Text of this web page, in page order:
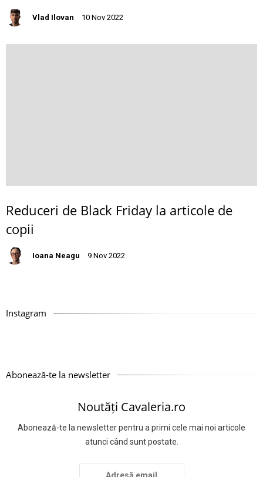
Vlad Ilovan 10 Nov 2022
Reduceri de Black Friday la articole de
copii
Ioana Neagu 9 Nov 2022
Instagram
Abonează-te la newsletter
Noutăți Cavaleria.ro
Abonează-te la newsletter pentru a primi cele mai noi articole
atunci când sunt postate.